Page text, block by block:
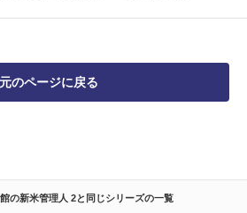
の新米管理人 2と同じシリーズの一覧
元のページに戻る